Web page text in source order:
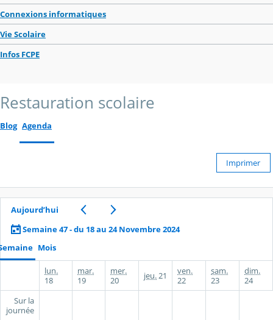
Connexions informatiques
Vie Scolaire
Infos FCPE
Restauration scolaire
Blog Agenda
Imprimer
Aujourd’hui
Semaine 47 - du 18 au 24 Novembre 2024
Mois
lun.
18
mar.
19
mer.
20
jeu.21
ven.
22
sam.
23
dim.
24
Sur la
journée